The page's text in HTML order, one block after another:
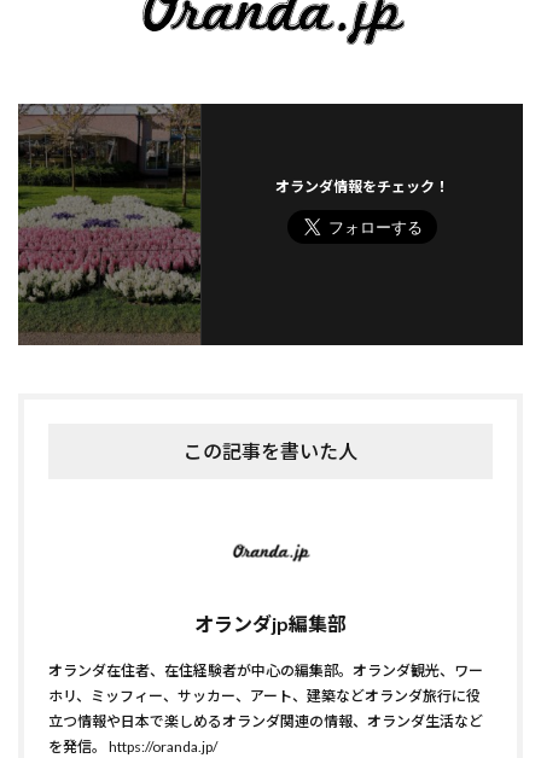
オランダ情報をチェック！
この記事を書いた人
オランダjp編集部
オランダ在住者、在住経験者が中心の編集部。オランダ観光、ワー
ホリ、ミッフィー、サッカー、アート、建築などオランダ旅行に役
立つ情報や日本で楽しめるオランダ関連の情報、オランダ生活など
を発信。 https://oranda.jp/